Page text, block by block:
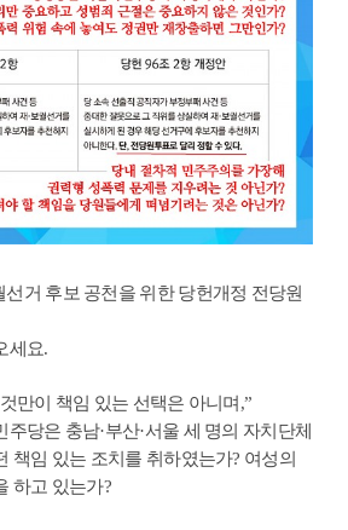
선거 후보 공천을 위한 당헌개정 전당원
세요.
만이 책임 있는 선택은 아니며,”
당은 충남·부산·서울 세 명의 자치단체
책임 있는 조치를 취하였는가? 여성의
하고 있는가?